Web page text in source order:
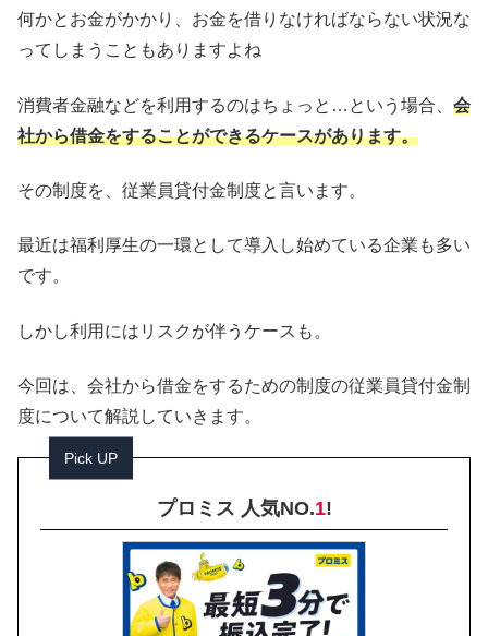
何かとお金がかかり、お金を借りなければならない状況な
ってしまうこともありますよね
消費者金融などを利用するのはちょっと…という場合、 会
社から借金をすることができるケースがあります。
その制度を、従業員貸付金制度と言います。
最近は福利厚生の一環として導入し始めている企業も多い
です。
しかし利用にはリスクが伴うケースも。
今回は、会社から借金をするための制度の従業員貸付金制
度について解説していきます。
Pick UP
プロミス 人気NO.1!